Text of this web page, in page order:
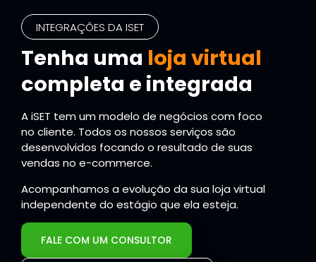
INTEGRAÇÕES DA ISET
Tenha uma loja virtual
completa e integrada
A iSET tem um modelo de negócios com foco
no cliente. Todos os nossos serviços são
desenvolvidos focando o resultado de suas
vendas no e-commerce.
Acompanhamos a evolução da sua loja virtual
independente do estágio que ela esteja.
FALE COM UM CONSULTOR